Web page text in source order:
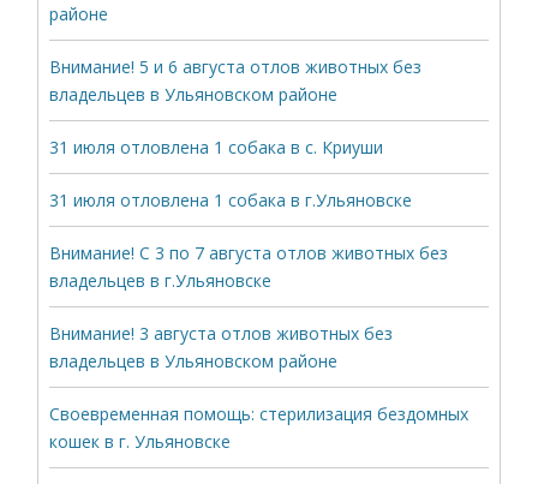
районе
Внимание! 5 и 6 августа отлов животных без
владельцев в Ульяновском районе
31 июля отловлена 1 собака в с. Криуши
31 июля отловлена 1 собака в г.Ульяновске
Внимание! С 3 по 7 августа отлов животных без
владельцев в г.Ульяновске
Внимание! 3 августа отлов животных без
владельцев в Ульяновском районе
Своевременная помощь: стерилизация бездомных
кошек в г. Ульяновске